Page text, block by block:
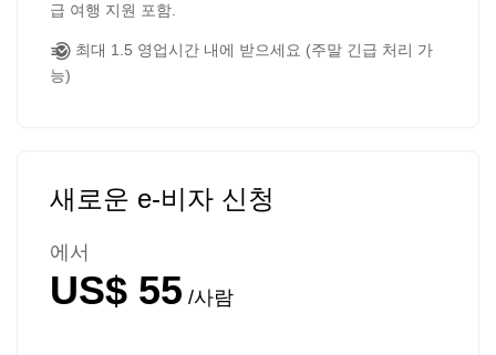
급 여행 지원 포함.
최대 1.5 영업시간 내에 받으세요 (주말 긴급 처리 가
능)
새로운 e-비자 신청
에서
US$ 55 /사람